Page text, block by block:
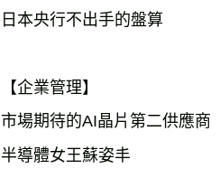
日本央行不出手的盤算
【企業管理】
市場期待的AI晶片第二供應商
半導體女王蘇姿丰